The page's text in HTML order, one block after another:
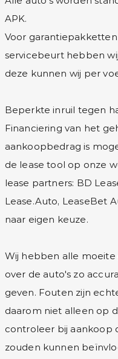
APK.
Voor
servicebeurt hebben
deze kunnen wij per
Beperkte inruil tegen
Financiering van het
aankoopbedrag is
de lease tool op onze
lease partners: BD
Lease.Auto, LeaseBet
naar eigen keuze.
Wij hebben alle
over de auto's zo
geven. Fouten zijn
daarom niet alleen op
controleer bij aankoop
zouden kunnen